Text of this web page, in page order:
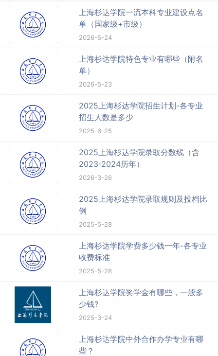
上海杉达学院一流本科专业建设点名
单（国家级+市级）
2026-5-24
上海杉达学院特色专业有哪些（附名
单）
2026-5-23
2025上海杉达学院招生计划-各专业
招生人数是多少
2025-6-25
2025上海杉达学院录取分数线（含
2023-2024历年）
2026-3-26
2025上海杉达学院录取规则及投档比
例
2025-5-28
上海杉达学院学费多少钱一年-各专业
收费标准
2025-5-28
上海杉达学院奖学金有哪些，一般多
少钱?
2025-3-24
上海杉达学院中外合作办学专业有哪
些？